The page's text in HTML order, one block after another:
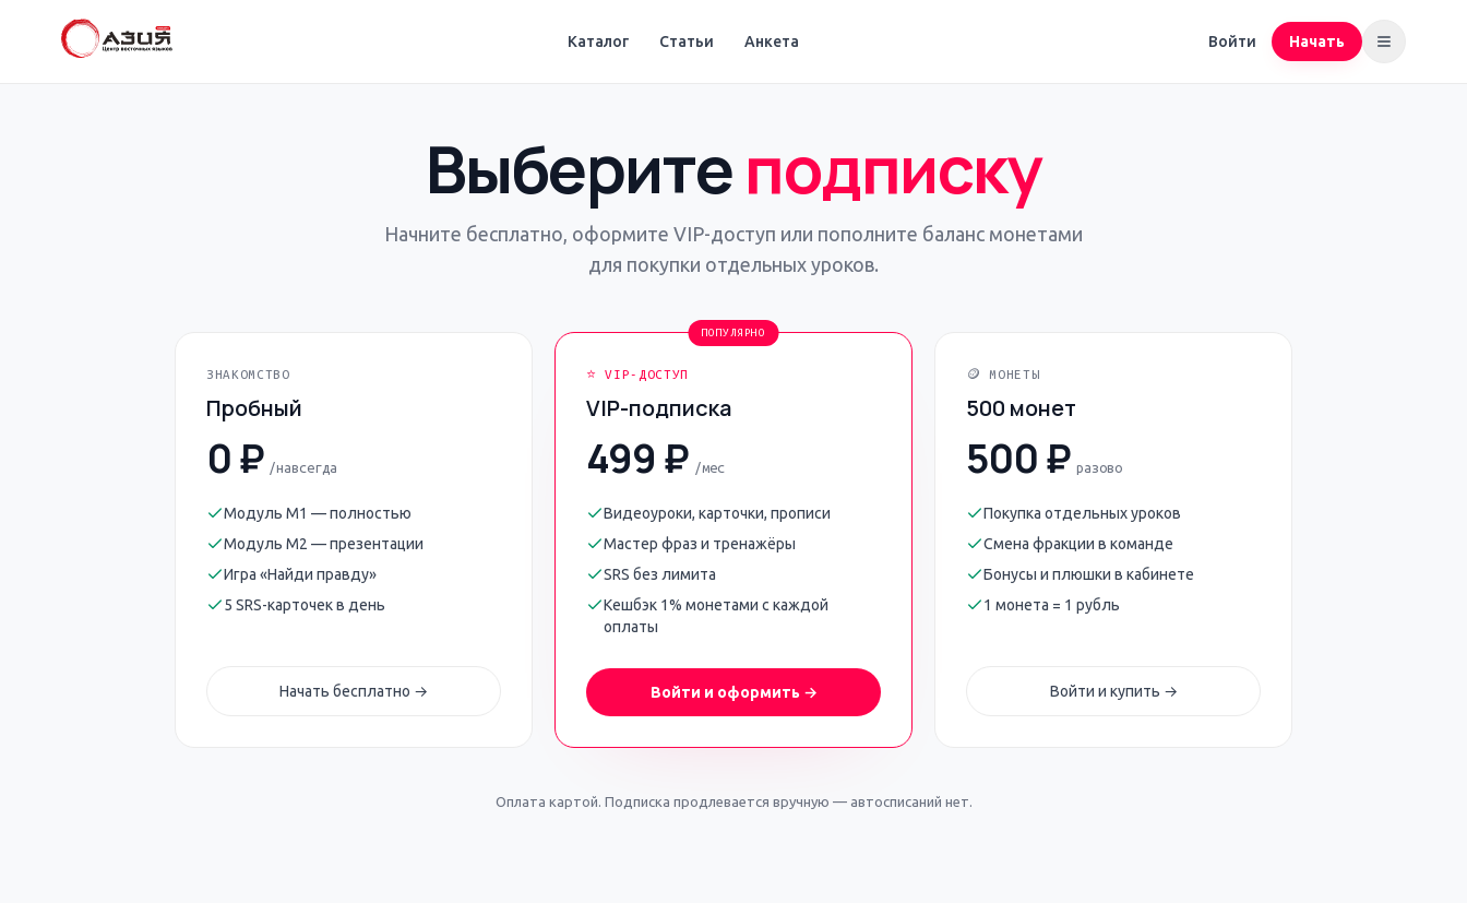
Каталог Статьи Анкета Войти Начать
Выберитеподписку
Начните бесплатно, оформите VIP-доступ или пополните баланс монетами
для покупки отдельных уроков.
ЗНАКОМСТВО
Пробный
0 ₽ /навсегда
Модуль M1 — полностью
Модуль M2 — презентации
Игра «Найди правду»
5 SRS-карточек в день
Начать бесплатно →
ПОПУЛЯРНО
⭐ VIP-ДОСТУП
VIP-подписка
499 ₽ /мес
Видеоуроки, карточки, прописи
Мастер фраз и тренажёры
SRS без лимита
Кешбэк 1% монетами с каждой
оплаты
Войти и оформить →
🪙 МОНЕТЫ
500 монет
500 ₽ разово
Покупка отдельных уроков
Смена фракции в команде
Бонусы и плюшки в кабинете
1 монета = 1 рубль
Войти и купить →
Оплата картой. Подписка продлевается вручную — автосписаний нет.